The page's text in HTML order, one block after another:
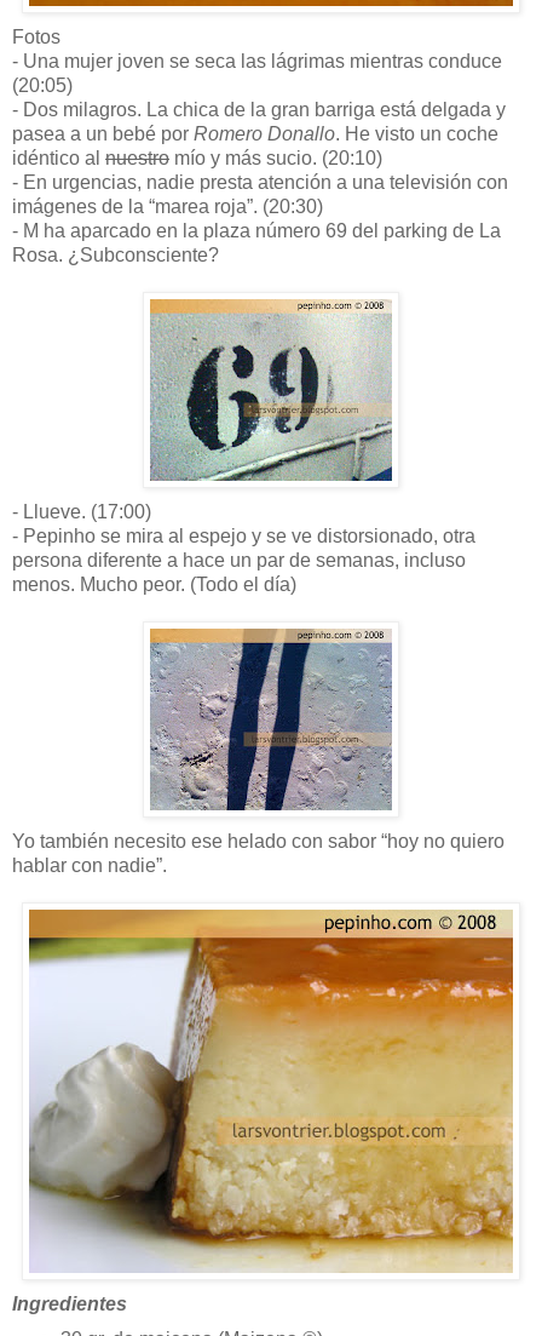
Fotos
- Una mujer joven se seca las lágrimas mientras conduce
(20:05)
- Dos milagros. La chica de la gran barriga está delgada y
pasea a un bebé por Romero Donallo. He visto un coche
idéntico al nuestro mío y más sucio. (20:10)
- En urgencias, nadie presta atención a una televisión con
imágenes de la “marea roja”. (20:30)
- M ha aparcado en la plaza número 69 del parking de La
Rosa. ¿Subconsciente?
- Llueve. (17:00)
- Pepinho se mira al espejo y se ve distorsionado, otra
persona diferente a hace un par de semanas, incluso
menos. Mucho peor. (Todo el día)
Yo también necesito ese helado con sabor “hoy no quiero
hablar con nadie”.
Ingredientes